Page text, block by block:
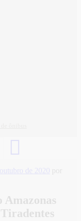
de 2020 por
Amazonas